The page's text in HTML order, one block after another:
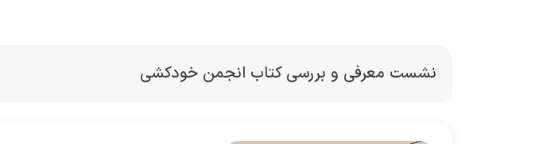
نشست معرفی و بررسی کتاب انجمن خودکشی